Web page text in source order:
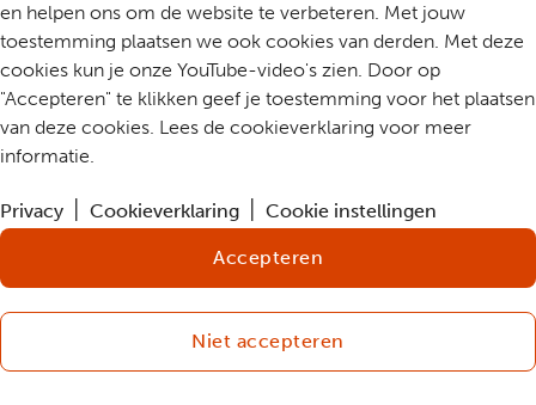
en helpen ons om de website te verbeteren. Met jouw
toestemming plaatsen we ook cookies van derden. Met deze
cookies kun je onze YouTube-video's zien. Door op
"Accepteren" te klikken geef je toestemming voor het plaatsen
van deze cookies. Lees de cookieverklaring voor meer
informatie.
Privacy Cookieverklaring Cookie instellingen
Accepteren
Niet accepteren